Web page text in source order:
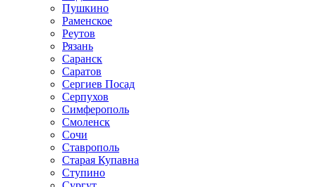
Пушкино
Раменское
Реутов
Рязань
Саранск
Саратов
Сергиев Посад
Серпухов
Симферополь
Смоленск
Сочи
Ставрополь
Старая Купавна
Ступино